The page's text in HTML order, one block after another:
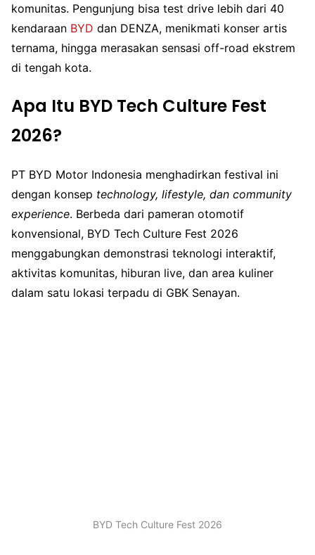
komunitas. Pengunjung bisa test drive lebih dari 40
kendaraan BYD dan DENZA, menikmati konser artis
ternama, hingga merasakan sensasi off-road ekstrem
di tengah kota.
Apa Itu BYD Tech Culture Fest
2026?
PT BYD Motor Indonesia menghadirkan festival ini
dengan konsep technology, lifestyle, dan community
experience. Berbeda dari pameran otomotif
konvensional, BYD Tech Culture Fest 2026
menggabungkan demonstrasi teknologi interaktif,
aktivitas komunitas, hiburan live, dan area kuliner
dalam satu lokasi terpadu di GBK Senayan.
BYD Tech Culture Fest 2026